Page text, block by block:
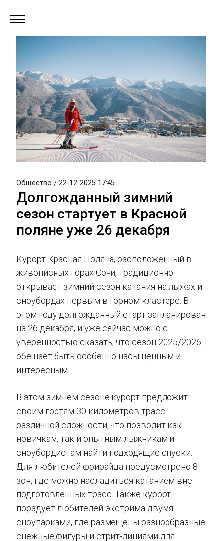
Общество / 22-12-2025 17:45
Долгожданный зимний
сезон стартует в Красной
поляне уже 26 декабря
Курорт Красная Поляна, расположенный в
живописных горах Сочи, традиционно
открывает зимний сезон катания на лыжах и
сноубордах первым в горном кластере. В
этом году долгожданный старт запланирован
на 26 декабря, и уже сейчас можно с
уверенностью сказать, что сезон 2025/2026
обещает быть особенно насыщенным и
интересным.
В этом зимнем сезоне курорт предложит
своим гостям 30 километров трасс
различной сложности, что позволит как
новичкам, так и опытным лыжникам и
сноубордистам найти подходящие спуски.
Для любителей фрирайда предусмотрено 8
зон, где можно насладиться катанием вне
подготовленных трасс. Также курорт
порадует любителей экстрима двумя
сноупарками, где размещены разнообразные
снежные фигуры и стрит-линиями для